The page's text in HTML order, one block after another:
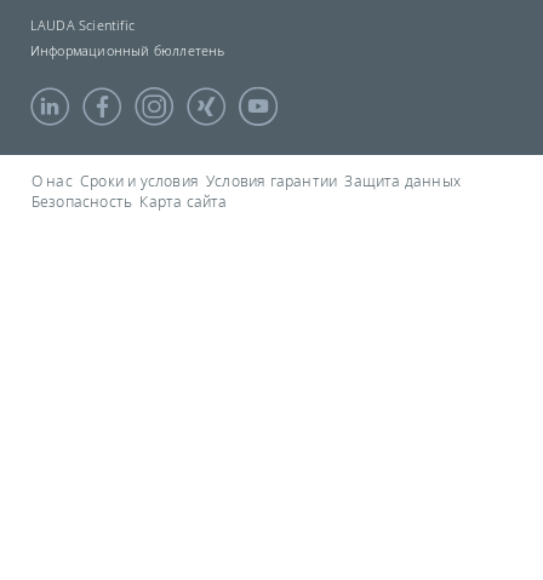
LAUDA Scientific
Информационный бюллетень
О нас Сроки и условия Условия гарантии Защита данных
Безопасность Карта сайта